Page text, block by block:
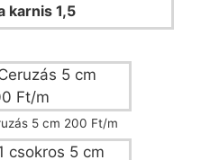
karnis 1,5
5 cm 200 Ft/m